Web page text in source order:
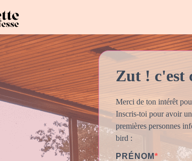
Zut ! c'est
Merci de ton intérêt
Inscris-toi pour avoir
premières personnes
bird :
PRÉNOM